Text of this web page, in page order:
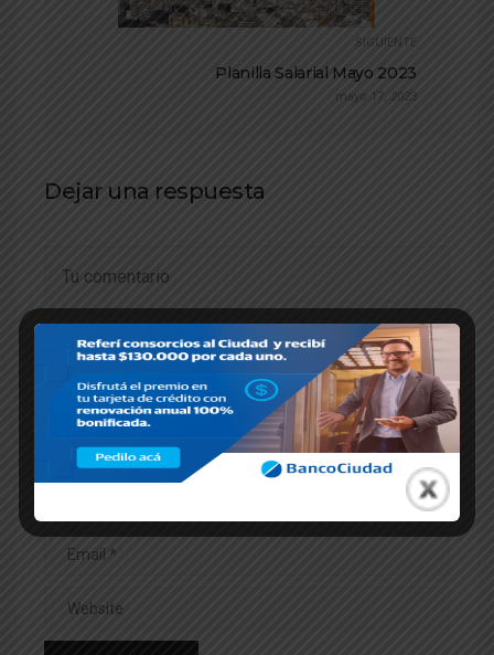
SIGUIENTE
Planilla Salarial Mayo 2023
mayo 17, 2023
Dejar una respuesta